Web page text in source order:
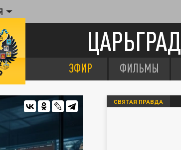
ЦАРЬГРАД
ЭФИР ФИЛЬМЫ
СВЯТАЯ ПРАВДА